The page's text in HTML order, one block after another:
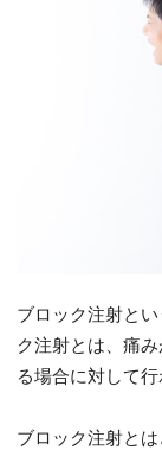
ブロック注射と
ク注射とは、痛
る場合に対して行
ブロック注射と